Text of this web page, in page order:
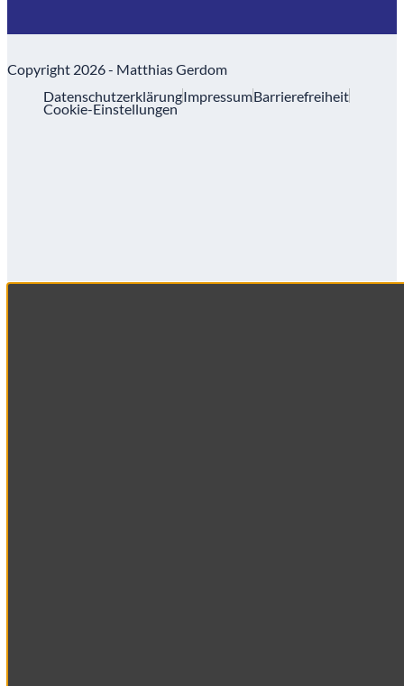
Copyright 2026 - Matthias Gerdom
DatenschutzerklärungImpressumBarrierefreiheit
Cookie-Einstellungen